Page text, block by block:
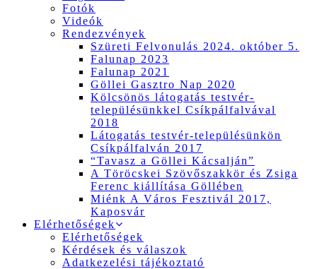
Fotók
Videók
Rendezvények
Szüreti Felvonulás 2024. október 5.
Falunap 2023
Falunap 2021
Göllei Gasztro Nap 2020
Kölcsönös látogatás testvér-
településünkkel Csíkpálfalvával
2018
Látogatás testvér-településünkön
Csíkpálfalván 2017
“Tavasz a Göllei Kácsalján”
A Töröcskei Szövőszakkör és Zsiga
Ferenc kiállítása Göllében
Miénk A Város Fesztivál 2017,
Kaposvár
Elérhetőségek
Elérhetőségek
Kérdések és válaszok
Adatkezelési tájékoztató